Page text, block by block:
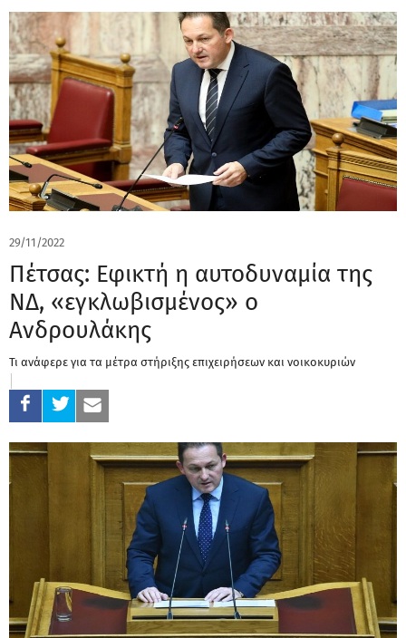
29/11/2022
Πέτσας: Εφικτή η αυτοδυναμία της
ΝΔ, «εγκλωβισμένος» ο
Ανδρουλάκης
Τι ανάφερε για τα μέτρα στήριξης επιχειρήσεων και νοικοκυριών